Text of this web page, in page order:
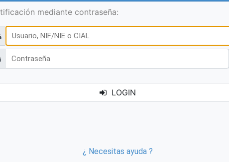
mediante contraseña:
LOGIN
¿ Necesitas ayuda ?